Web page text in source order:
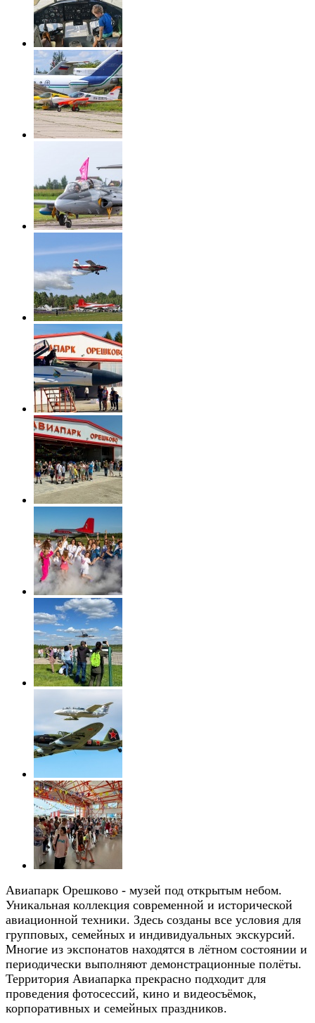
Авиапарк Орешково - музей под открытым небом.
Уникальная коллекция современной и исторической
авиационной техники. Здесь созданы все условия для
групповых, семейных и индивидуальных экскурсий.
Многие из экспонатов находятся в лётном состоянии и
периодически выполняют демонстрационные полёты.
Территория Авиапарка прекрасно подходит для
проведения фотосессий, кино и видеосъёмок,
корпоративных и семейных праздников.